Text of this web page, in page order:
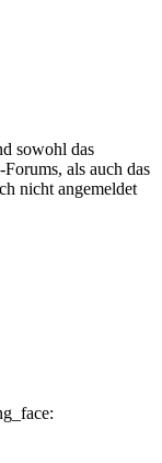
sowohl das
als auch das
nicht angemeldet